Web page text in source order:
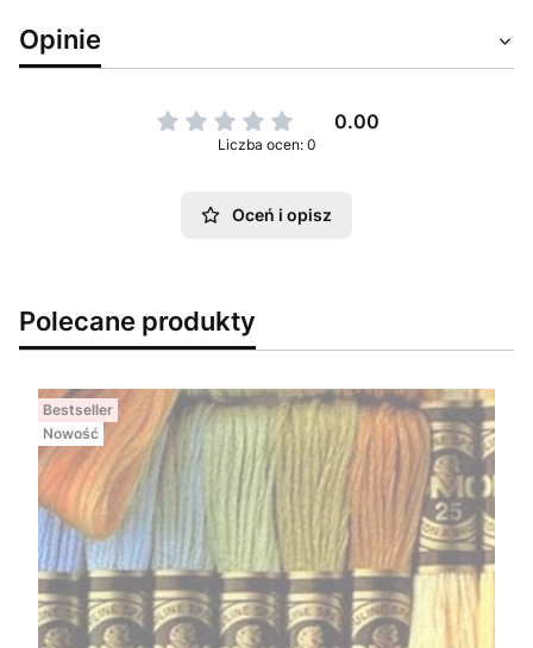
Opinie
0.00
Liczba ocen: 0
Oceń i opisz
Polecane produkty
Bestseller
Nowość